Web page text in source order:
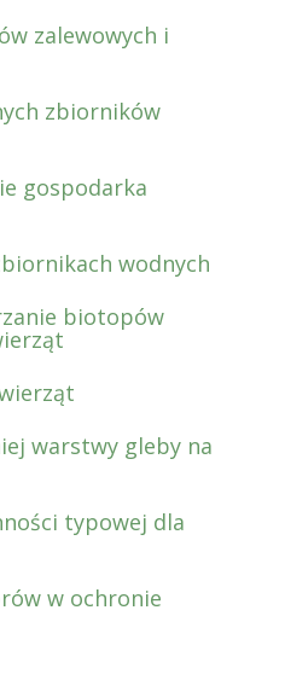
zalewowych i
zbiorników
gospodarka
wodnych
biotopów
warstwy gleby na
typowej dla
w ochronie